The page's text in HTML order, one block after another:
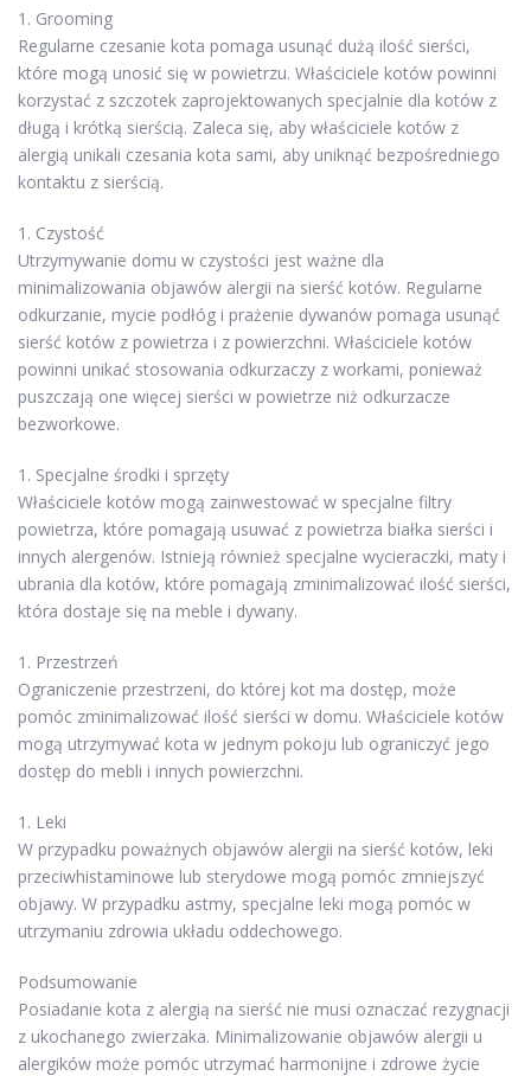
1. Grooming
Regularne czesanie kota pomaga usunąć dużą ilość sierści,
które mogą unosić się w powietrzu. Właściciele kotów powinni
korzystać z szczotek zaprojektowanych specjalnie dla kotów z
długą i krótką sierścią. Zaleca się, aby właściciele kotów z
alergią unikali czesania kota sami, aby uniknąć bezpośredniego
kontaktu z sierścią.
1. Czystość
Utrzymywanie domu w czystości jest ważne dla
minimalizowania objawów alergii na sierść kotów. Regularne
odkurzanie, mycie podłóg i prażenie dywanów pomaga usunąć
sierść kotów z powietrza i z powierzchni. Właściciele kotów
powinni unikać stosowania odkurzaczy z workami, ponieważ
puszczają one więcej sierści w powietrze niż odkurzacze
bezworkowe.
1. Specjalne środki i sprzęty
Właściciele kotów mogą zainwestować w specjalne filtry
powietrza, które pomagają usuwać z powietrza białka sierści i
innych alergenów. Istnieją również specjalne wycieraczki, maty i
ubrania dla kotów, które pomagają zminimalizować ilość sierści,
która dostaje się na meble i dywany.
1. Przestrzeń
Ograniczenie przestrzeni, do której kot ma dostęp, może
pomóc zminimalizować ilość sierści w domu. Właściciele kotów
mogą utrzymywać kota w jednym pokoju lub ograniczyć jego
dostęp do mebli i innych powierzchni.
1. Leki
W przypadku poważnych objawów alergii na sierść kotów, leki
przeciwhistaminowe lub sterydowe mogą pomóc zmniejszyć
objawy. W przypadku astmy, specjalne leki mogą pomóc w
utrzymaniu zdrowia układu oddechowego.
Podsumowanie
Posiadanie kota z alergią na sierść nie musi oznaczać rezygnacji
z ukochanego zwierzaka. Minimalizowanie objawów alergii u
alergików może pomóc utrzymać harmonijne i zdrowe życie